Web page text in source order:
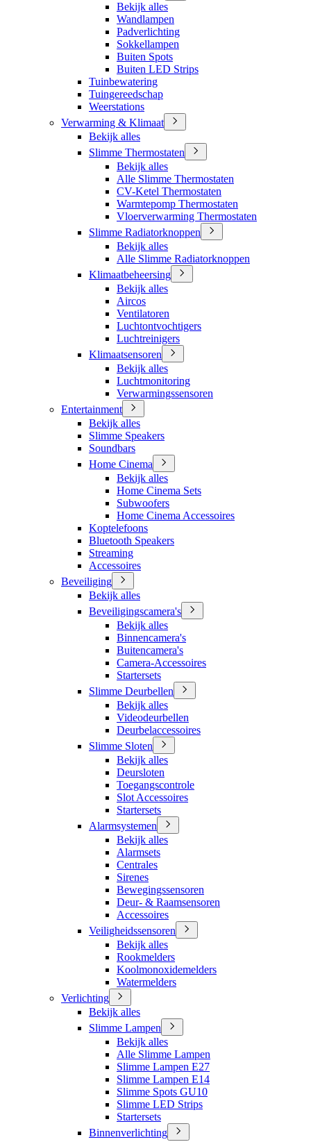
Bekijk alles
Wandlampen
Padverlichting
Sokkellampen
Buiten Spots
Buiten LED Strips
Tuinbewatering
Tuingereedschap
Weerstations
Verwarming & Klimaat
Bekijk alles
Slimme Thermostaten
Bekijk alles
Alle Slimme Thermostaten
CV-Ketel Thermostaten
Warmtepomp Thermostaten
Vloerverwarming Thermostaten
Slimme Radiatorknoppen
Bekijk alles
Alle Slimme Radiatorknoppen
Klimaatbeheersing
Bekijk alles
Aircos
Ventilatoren
Luchtontvochtigers
Luchtreinigers
Klimaatsensoren
Bekijk alles
Luchtmonitoring
Verwarmingssensoren
Entertainment
Bekijk alles
Slimme Speakers
Soundbars
Home Cinema
Bekijk alles
Home Cinema Sets
Subwoofers
Home Cinema Accessoires
Koptelefoons
Bluetooth Speakers
Streaming
Accessoires
Beveiliging
Bekijk alles
Beveiligingscamera's
Bekijk alles
Binnencamera's
Buitencamera's
Camera-Accessoires
Startersets
Slimme Deurbellen
Bekijk alles
Videodeurbellen
Deurbelaccessoires
Slimme Sloten
Bekijk alles
Deursloten
Toegangscontrole
Slot Accessoires
Startersets
Alarmsystemen
Bekijk alles
Alarmsets
Centrales
Sirenes
Bewegingssensoren
Deur- & Raamsensoren
Accessoires
Veiligheidssensoren
Bekijk alles
Rookmelders
Koolmonoxidemelders
Watermelders
Verlichting
Bekijk alles
Slimme Lampen
Bekijk alles
Alle Slimme Lampen
Slimme Lampen E27
Slimme Lampen E14
Slimme Spots GU10
Slimme LED Strips
Startersets
Binnenverlichting